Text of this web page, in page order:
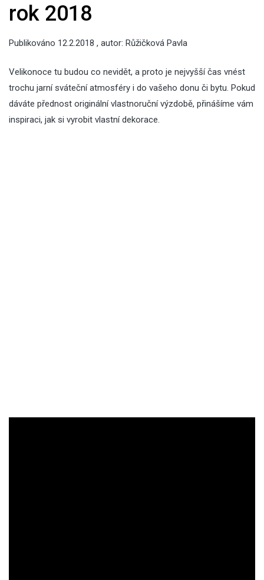
rok 2018
Publikováno 12.2.2018 , autor: Růžičková Pavla
Velikonoce tu budou co nevidět, a proto je nejvyšší čas vnést
trochu jarní sváteční atmosféry i do vašeho donu či bytu. Pokud
dáváte přednost originální vlastnoruční výzdobě, přinášíme vám
inspiraci, jak si vyrobit vlastní dekorace.